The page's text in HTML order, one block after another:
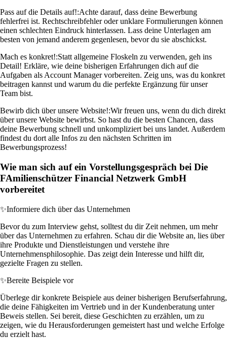
Pass auf die Details auf!:Achte darauf, dass deine Bewerbung
fehlerfrei ist. Rechtschreibfehler oder unklare Formulierungen können
einen schlechten Eindruck hinterlassen. Lass deine Unterlagen am
besten von jemand anderem gegenlesen, bevor du sie abschickst.
Mach es konkret!:Statt allgemeine Floskeln zu verwenden, geh ins
Detail! Erkläre, wie deine bisherigen Erfahrungen dich auf die
Aufgaben als Account Manager vorbereiten. Zeig uns, was du konkret
beitragen kannst und warum du die perfekte Ergänzung für unser
Team bist.
Bewirb dich über unsere Website!:Wir freuen uns, wenn du dich direkt
über unsere Website bewirbst. So hast du die besten Chancen, dass
deine Bewerbung schnell und unkompliziert bei uns landet. Außerdem
findest du dort alle Infos zu den nächsten Schritten im
Bewerbungsprozess!
Wie man sich auf ein Vorstellungsgespräch bei Die
FAmilienschützer Financial Netzwerk GmbH
vorbereitet
✨Informiere dich über das Unternehmen
Bevor du zum Interview gehst, solltest du dir Zeit nehmen, um mehr
über das Unternehmen zu erfahren. Schau dir die Website an, lies über
ihre Produkte und Dienstleistungen und verstehe ihre
Unternehmensphilosophie. Das zeigt dein Interesse und hilft dir,
gezielte Fragen zu stellen.
✨Bereite Beispiele vor
Überlege dir konkrete Beispiele aus deiner bisherigen Berufserfahrung,
die deine Fähigkeiten im Vertrieb und in der Kundenberatung unter
Beweis stellen. Sei bereit, diese Geschichten zu erzählen, um zu
zeigen, wie du Herausforderungen gemeistert hast und welche Erfolge
du erzielt hast.